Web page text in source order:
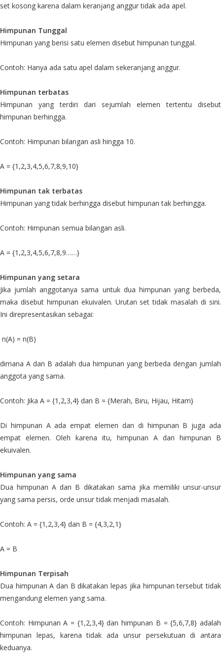
set kosong karena dalam keranjang anggur tidak ada apel.
Himpunan Tunggal
Himpunan yang berisi satu elemen disebut himpunan tunggal.
Contoh: Hanya ada satu apel dalam sekeranjang anggur.
Himpunan terbatas
Himpunan yang terdiri dari sejumlah elemen tertentu disebut
himpunan berhingga.
Contoh: Himpunan bilangan asli hingga 10.
A = {1,2,3,4,5,6,7,8,9,10}
Himpunan tak terbatas
Himpunan yang tidak berhingga disebut himpunan tak berhingga.
Contoh: Himpunan semua bilangan asli.
A = {1,2,3,4,5,6,7,8,9……}
Himpunan yang setara
Jika jumlah anggotanya sama untuk dua himpunan yang berbeda,
maka disebut himpunan ekuivalen. Urutan set tidak masalah di sini.
Ini direpresentasikan sebagai:
n(A) = n(B)
dimana A dan B adalah dua himpunan yang berbeda dengan jumlah
anggota yang sama.
Contoh: Jika A = {1,2,3,4} dan B = {Merah, Biru, Hijau, Hitam}
Di himpunan A ada empat elemen dan di himpunan B juga ada
empat elemen. Oleh karena itu, himpunan A dan himpunan B
ekuivalen.
Himpunan yang sama
Dua himpunan A dan B dikatakan sama jika memiliki unsur-unsur
yang sama persis, orde unsur tidak menjadi masalah.
Contoh: A = {1,2,3,4} dan B = {4,3,2,1}
A = B
Himpunan Terpisah
Dua himpunan A dan B dikatakan lepas jika himpunan tersebut tidak
mengandung elemen yang sama.
Contoh: Himpunan A = {1,2,3,4} dan himpunan B = {5,6,7,8} adalah
himpunan lepas, karena tidak ada unsur persekutuan di antara
keduanya.